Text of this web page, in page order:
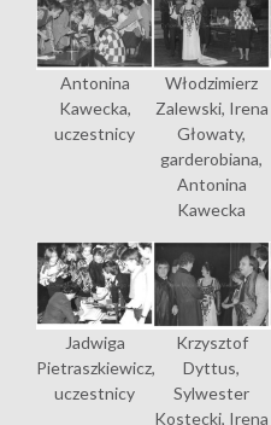
Antonina
Kawecka,
uczestnicy
Włodzimierz
Zalewski, Irena
Głowaty,
garderobiana,
Antonina
Kawecka
Jadwiga
Pietraszkiewicz,
uczestnicy
Krzysztof
Dyttus,
Sylwester
Kostecki, Irena